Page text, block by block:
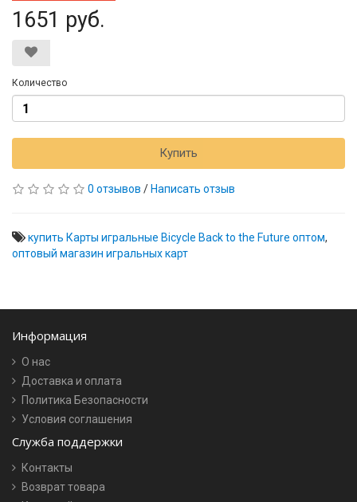
1651 руб.
Количество
Купить
0 отзывов / Написать отзыв
купить Карты игральные Bicycle Back to the Future оптом,
оптовый магазин игральных карт
Информация
О нас
Доставка и оплата
Политика Безопасности
Условия соглашения
Служба поддержки
Контакты
Возврат товара